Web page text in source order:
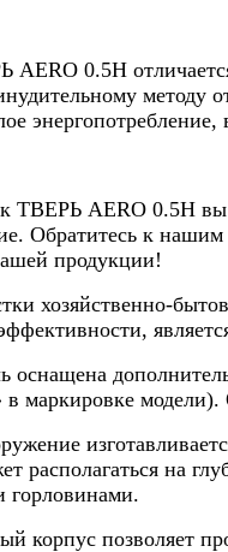
AERO 0.5Н
методу
энергопотребление,
ТВЕРЬ AERO 0.5Н вы
Обратитесь к
продукции!
хозяйственно-
оснащена
маркировке
располагаться на
корпус позволяет